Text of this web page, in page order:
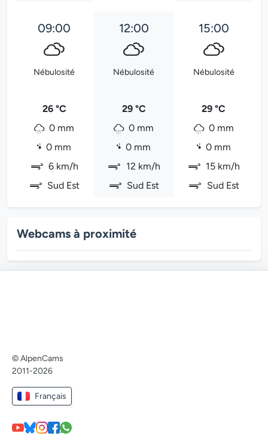
09:00
Nébulosité
26 °C
0 mm
0 mm
6 km/h
Sud Est
12:00
Nébulosité
29 °C
0 mm
0 mm
12 km/h
Sud Est
15:00
Nébulosité
29 °C
0 mm
0 mm
15 km/h
Sud Est
Webcams à proximité
© AlpenCams
2011-2026
Français